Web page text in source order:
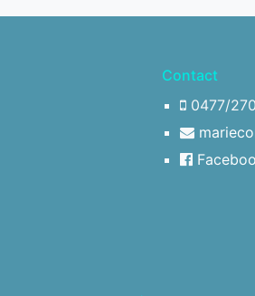
Contact
0477/